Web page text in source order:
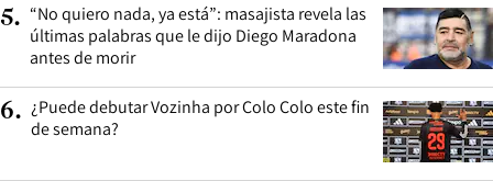
5. “No quiero nada, ya está”: masajista revela las
últimas palabras que le dijo Diego Maradona
antes de morir
6. ¿Puede debutar Vozinha por Colo Colo este fin
de semana?